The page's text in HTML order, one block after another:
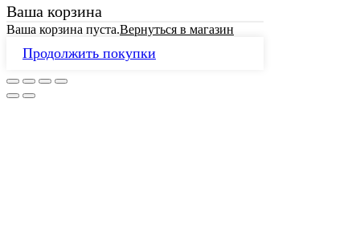
Ваша корзина
Ваша корзина пуста.Вернуться в магазин
Продолжить покупки